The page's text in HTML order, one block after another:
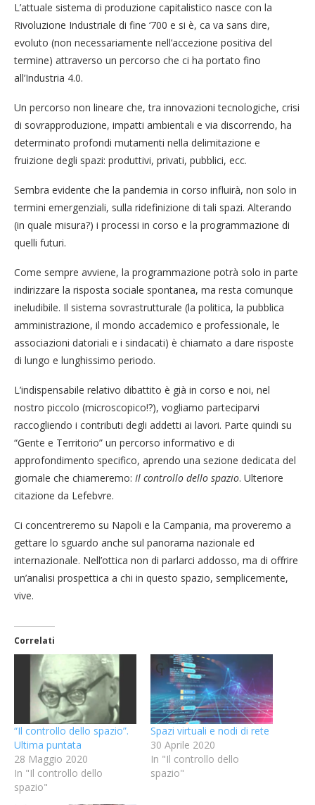
L’attuale sistema di produzione capitalistico nasce con la
Rivoluzione Industriale di fine ‘700 e si è, ca va sans dire,
evoluto (non necessariamente nell’accezione positiva del
termine) attraverso un percorso che ci ha portato fino
all’Industria 4.0.
Un percorso non lineare che, tra innovazioni tecnologiche, crisi
di sovrapproduzione, impatti ambientali e via discorrendo, ha
determinato profondi mutamenti nella delimitazione e
fruizione degli spazi: produttivi, privati, pubblici, ecc.
Sembra evidente che la pandemia in corso influirà, non solo in
termini emergenziali, sulla ridefinizione di tali spazi. Alterando
(in quale misura?) i processi in corso e la programmazione di
quelli futuri.
Come sempre avviene, la programmazione potrà solo in parte
indirizzare la risposta sociale spontanea, ma resta comunque
ineludibile. Il sistema sovrastrutturale (la politica, la pubblica
amministrazione, il mondo accademico e professionale, le
associazioni datoriali e i sindacati) è chiamato a dare risposte
di lungo e lunghissimo periodo.
L’indispensabile relativo dibattito è già in corso e noi, nel
nostro piccolo (microscopico!?), vogliamo parteciparvi
raccogliendo i contributi degli addetti ai lavori. Parte quindi su
“Gente e Territorio” un percorso informativo e di
approfondimento specifico, aprendo una sezione dedicata del
giornale che chiameremo: Il controllo dello spazio. Ulteriore
citazione da Lefebvre.
Ci concentreremo su Napoli e la Campania, ma proveremo a
gettare lo sguardo anche sul panorama nazionale ed
internazionale. Nell’ottica non di parlarci addosso, ma di offrire
un’analisi prospettica a chi in questo spazio, semplicemente,
vive.
Correlati
“Il controllo dello spazio”.
Ultima puntata
28 Maggio 2020
In "Il controllo dello
spazio"
Spazi virtuali e nodi di rete
30 Aprile 2020
In "Il controllo dello
spazio"